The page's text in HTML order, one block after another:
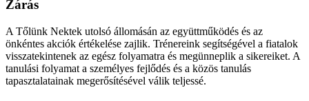
Zárás
A Tőlünk Nektek utolsó állomásán az együttműködés és az
önkéntes akciók értékelése zajlik. Trénereink segítségével a fiatalok
visszatekintenek az egész folyamatra és megünneplik a sikereiket. A
tanulási folyamat a személyes fejlődés és a közös tanulás
tapasztalatainak megerősítésével válik teljessé.